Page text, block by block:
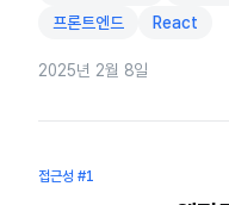
프론트엔드
React
2025년 2월 8일
접근성 #1